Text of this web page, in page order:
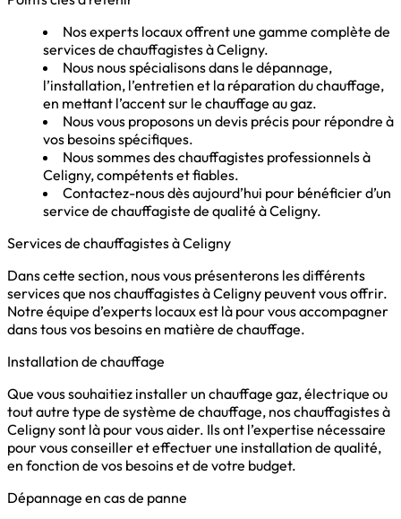
Nos experts locaux offrent une gamme complète de
services de chauffagistes à Celigny.
Nous nous spécialisons dans le dépannage,
l’installation, l’entretien et la réparation du chauffage,
en mettant l’accent sur le chauffage au gaz.
Nous vous proposons un devis précis pour répondre à
vos besoins spécifiques.
Nous sommes des chauffagistes professionnels à
Celigny, compétents et fiables.
Contactez-nous dès aujourd’hui pour bénéficier d’un
service de chauffagiste de qualité à Celigny.
Services de chauffagistes à Celigny
Dans cette section, nous vous présenterons les différents
services que nos chauffagistes à Celigny peuvent vous offrir.
Notre équipe d’experts locaux est là pour vous accompagner
dans tous vos besoins en matière de chauffage.
Installation de chauffage
Que vous souhaitiez installer un chauffage gaz, électrique ou
tout autre type de système de chauffage, nos chauffagistes à
Celigny sont là pour vous aider. Ils ont l’expertise nécessaire
pour vous conseiller et effectuer une installation de qualité,
en fonction de vos besoins et de votre budget.
Dépannage en cas de panne